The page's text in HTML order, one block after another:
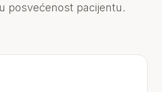
posvećenost pacijentu.